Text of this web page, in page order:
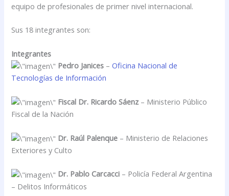
equipo de profesionales de primer nivel internacional.
Sus 18 integrantes son:
Integrantes
Pedro Janices –Oficina Nacional de
Tecnologías de Información
Fiscal Dr. Ricardo Sáenz – Ministerio Público
Fiscal de la Nación
Dr. Raúl Palenque – Ministerio de Relaciones
Exteriores y Culto
Dr. Pablo Carcacci – Policía Federal Argentina
– Delitos Informáticos